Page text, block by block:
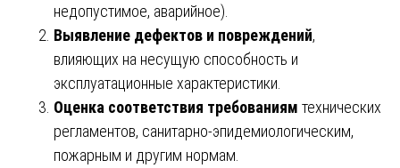
недопустимое, аварийное).
Выявление дефектов и повреждений,
влияющих на несущую способность и
эксплуатационные характеристики.
Оценка соответствия требованиям технических
регламентов, санитарно-эпидемиологическим,
пожарным и другим нормам.